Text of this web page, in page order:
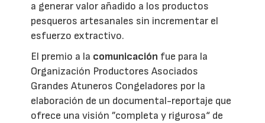
a generar valor añadido a los productos
pesqueros artesanales sin incrementar el
esfuerzo extractivo.
El premio a la comunicación fue para la
Organización Productores Asociados
Grandes Atuneros Congeladores por la
elaboración de un documental-reportaje que
ofrece una visión ”completa y rigurosa“ de